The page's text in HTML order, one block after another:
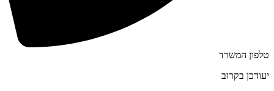
טלפון המשרד
יעודכן בקרוב